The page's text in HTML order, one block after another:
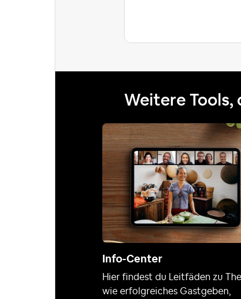
Weitere
Info-Center
Hier findest du Leitfäden zu
wie erfolgreiches Gastgeben,